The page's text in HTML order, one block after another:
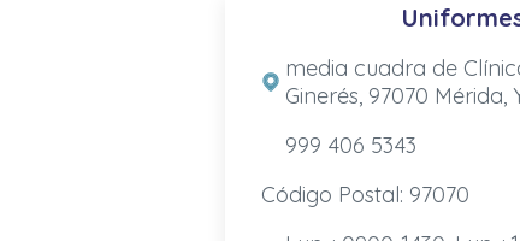
media cuadra de
Ginerés, 97070 Mérida,
999 406 5343
Código Postal: 97070